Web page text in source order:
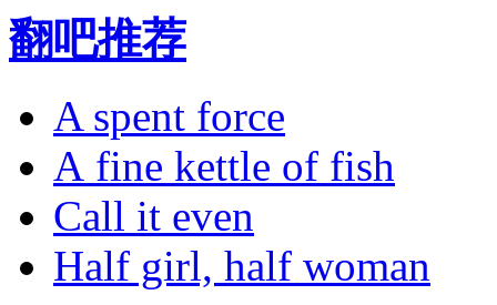
翻吧推荐
A spent force
A fine kettle of fish
Call it even
Half girl, half woman